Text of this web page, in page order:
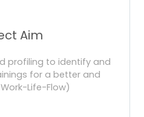
Aim
profiling to identify and
for a better and
Life-Flow)